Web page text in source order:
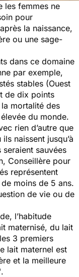
les femmes ne
pour
la naissance,
ou une sage-
dans ce domaine
par exemple,
stables (Ouest
de dix points
mortalité des
du monde.
rien d’autre que
naissent jusqu’à
sauvées
Conseillère pour
représentent
moins de 5 ans.
de vie ou de
l’habitude
maternisé, du lait
3 premiers
e lait maternel est
et la meilleure
.